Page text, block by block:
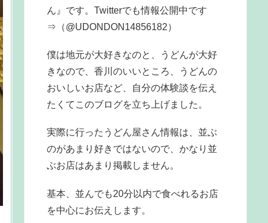
ん』です。Twitterでも情報公開中です
⇒（@UDONDON14856182）
僕は地元が大好きなのと、うどんが大好
きなので、香川のいいところ、うどんの
おいしいお店など、自分の体験談を伝え
たくてこのブログを立ち上げました。
実際に行ったうどん屋さん情報は、並ぶ
のがあまり好きではないので、かなり並
ぶお店はあまり掲載しません。
基本、並んでも20分以内で食べれるお店
を中心にお伝えします。